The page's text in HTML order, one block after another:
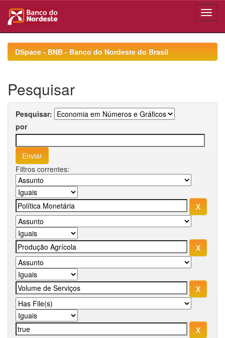
navigationDSpace - BNB - Banco do Nordeste do Brasil
Pesquisar
Pesquisar:
por
Filtros correntes: